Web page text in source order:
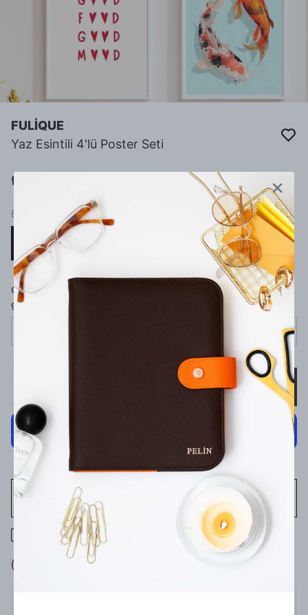
FULİQUE
Yaz Esintili 4'lü Poster Seti
₺ 240.00
BOYUT
15 x 21 (A5)
Çerçeve Seçimi (4 poster de çerçeve ile
gönderilecektir)
SEPETE EKLE
400 TL üzeri ücretsiz kargo
7 gün içinde iade değişim